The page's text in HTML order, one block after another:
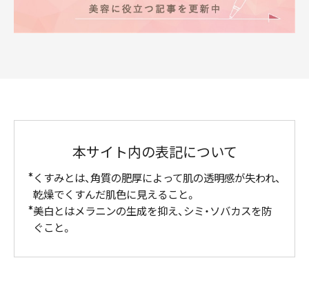
本サイト内の表記について
くすみとは、角質の肥厚によって肌の透明感が失われ、
乾燥でくすんだ肌色に見えること。
美白とはメラニンの生成を抑え、シミ・ソバカスを防
ぐこと。